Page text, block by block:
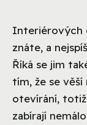
Interiérových
znáte, a
Říká se jim
tím, že se věší
otevírání,
zabírají